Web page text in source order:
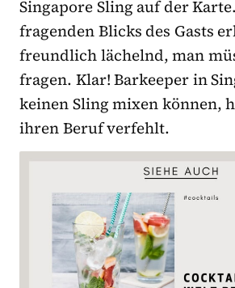
Singapore Sling auf der
fragenden Blicks des Gasts
freundlich lächelnd, man
fragen. Klar! Barkeeper in
keinen Sling mixen können,
ihren Beruf verfehlt.